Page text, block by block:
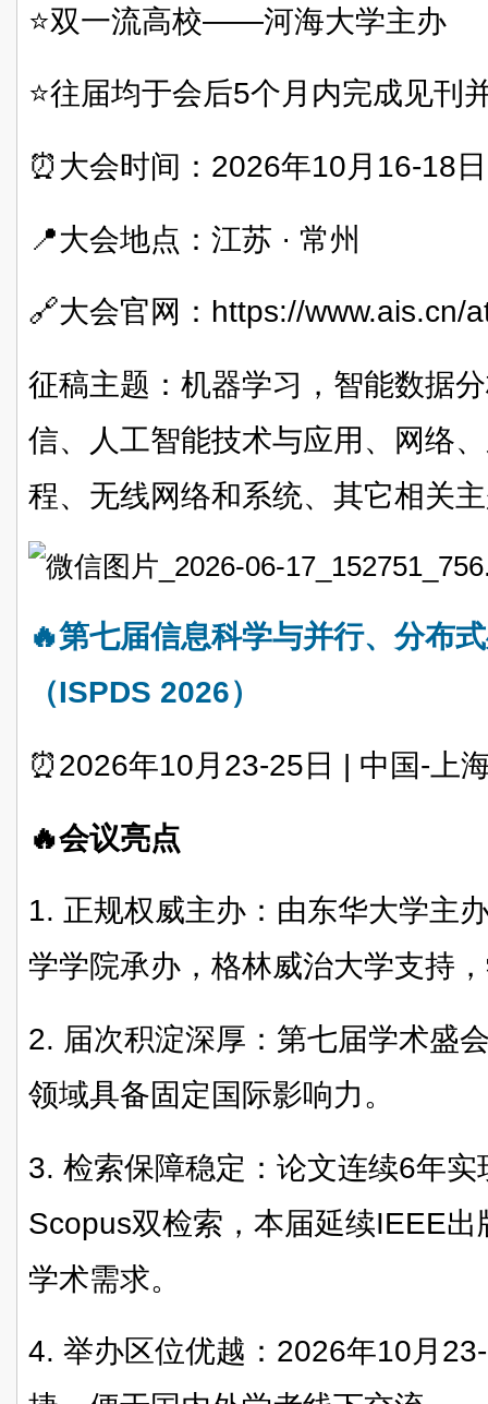
⭐双一流高校——河海大学主办
⭐往届均于会后5个月内完成见刊
⏰大会时间：2026年10月16-18日
📍大会地点：江苏 · 常州
🔗大会官网：https://www.ais.cn/
征稿主题：机器学习，智能数据
信、人工智能技术与应用、网络
程、无线网络和系统、其它相关
🔥第七届信息科学与并行、分布
（ISPDS 2026）
⏰2026年10月23-25日 | 中国-上
🔥会议亮点
1. 正规权威主办：由东华大学主
学学院承办，格林威治大学支持
2. 届次积淀深厚：第七届学术盛
领域具备固定国际影响力。
3. 检索保障稳定：论文连续6年
Scopus双检索，本届延续IEEE
学术需求。
4. 举办区位优越：2026年10月